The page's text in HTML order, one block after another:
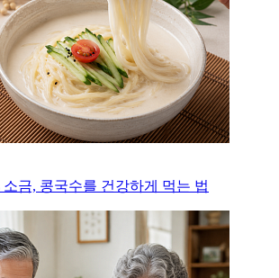
소금, 콩국수를 건강하게 먹는 법